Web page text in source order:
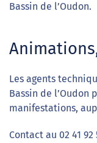
Bassin de l’Oudon.
Les agents
Bassin de l’Oudon
manifestations,
Contact au 02 41